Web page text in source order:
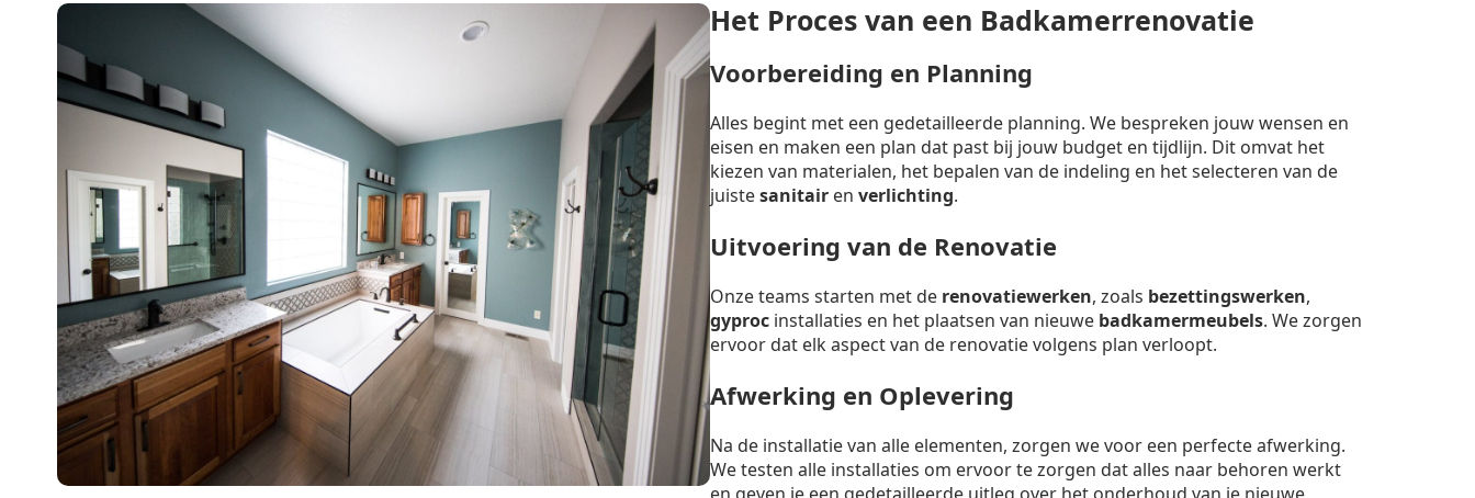
Het Proces van een Badkamerrenovatie
Voorbereiding en Planning
Alles begint met een gedetailleerde planning. We bespreken jouw wensen en
eisen en maken een plan dat past bij jouw budget en tijdlijn. Dit omvat het
kiezen van materialen, het bepalen van de indeling en het selecteren van de
juistesanitair en verlichting.
Uitvoering van de Renovatie
Onze teams starten met de renovatiewerken, zoals bezettingswerken,
gyproc installaties en het plaatsen van nieuwe badkamermeubels. We zorgen
ervoor dat elk aspect van de renovatie volgens plan verloopt.
Afwerking en Oplevering
Na de installatie van alle elementen, zorgen we voor een perfecte afwerking.
We testen alle installaties om ervoor te zorgen dat alles naar behoren werkt